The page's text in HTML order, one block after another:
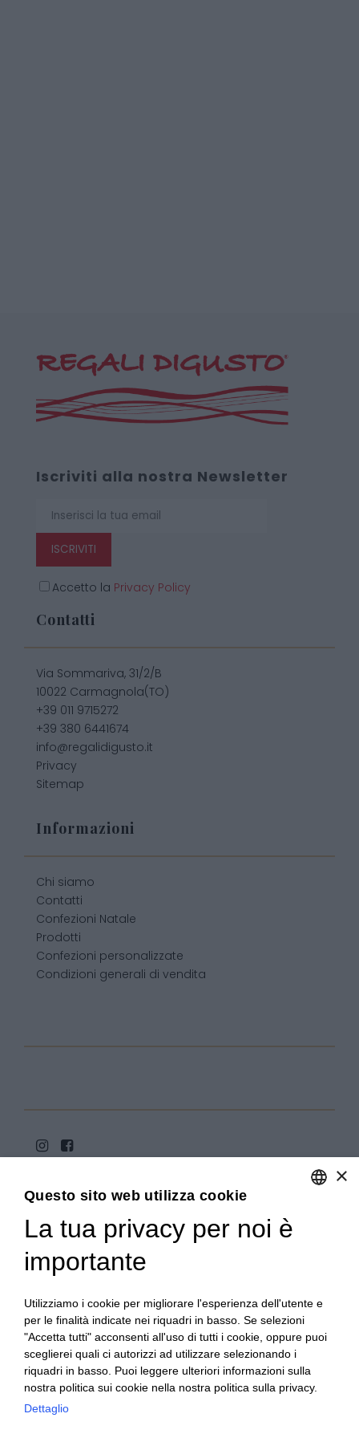
Iscriviti alla nostra Newsletter
ISCRIVITI
Accetto la Privacy Policy
Contatti
Via Sommariva, 31/2/B
10022 Carmagnola(TO)
+39 011 9715272
+39 380 6441674
info@regalidigusto.it
Privacy
Sitemap
Informazioni
Chi siamo
Contatti
Confezioni Natale
Prodotti
Confezioni personalizzate
Condizioni generali di vendita
Copyright 2020© Regali Digusto è un marchio di Olio
10022 Carmagnola (TO) - PIVA 07980320019
Creato da:etinet.it
×
Questo sito web utilizza cookie
La tua privacy per noi è
importante
Utilizziamo i cookie per migliorare l'esperienza dell'utente e
per le finalità indicate nei riquadri in basso. Se selezioni
"Accetta tutti" acconsenti all'uso di tutti i cookie, oppure puoi
sceglierei quali ci autorizzi ad utilizzare selezionando i
riquadri in basso. Puoi leggere ulteriori informazioni sulla
nostra politica sui cookie nella nostra politica sulla privacy.
Dettaglio